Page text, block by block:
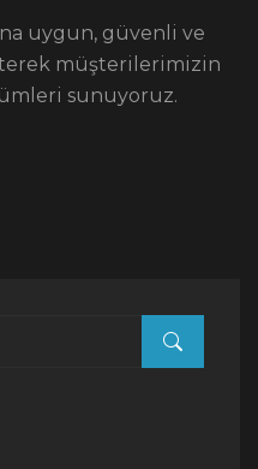
uygun, güvenli ve
müşterilerimizin
sunuyoruz.